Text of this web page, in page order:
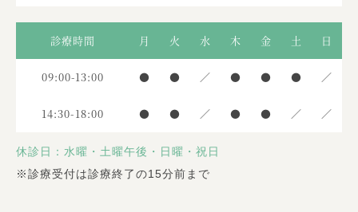
診療時間 月 火 水 木 金 土 日
09:00-13:00 ● ● ／ ● ● ● ／
14:30-18:00 ● ● ／ ● ● ／ ／
休診日：水曜・土曜午後・日曜・祝日
※診療受付は診療終了の15分前まで